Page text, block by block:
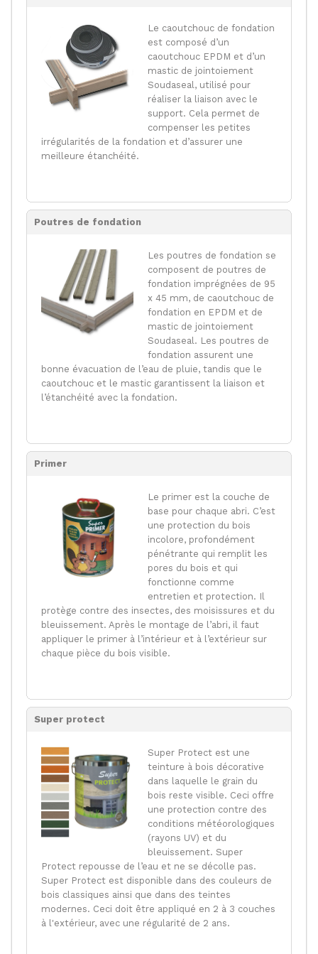
Le caoutchouc de fondation
est composé d’un
caoutchouc EPDM et d’un
mastic de jointoiement
Soudaseal, utilisé pour
réaliser la liaison avec le
support. Cela permet de
compenser les petites
irrégularités de la fondation et d’assurer une
meilleure étanchéité.
Poutres de fondation
Les poutres de fondation se
composent de poutres de
fondation imprégnées de 95
x 45 mm, de caoutchouc de
fondation en EPDM et de
mastic de jointoiement
Soudaseal. Les poutres de
fondation assurent une
bonne évacuation de l’eau de pluie, tandis que le
caoutchouc et le mastic garantissent la liaison et
l’étanchéité avec la fondation.
Primer
Le primer est la couche de
base pour chaque abri. C’est
une protection du bois
incolore, profondément
pénétrante qui remplit les
pores du bois et qui
fonctionne comme
entretien et protection. Il
protège contre des insectes, des moisissures et du
bleuissement. Après le montage de l’abri, il faut
appliquer le primer à l’intérieur et à l’extérieur sur
chaque pièce du bois visible.
Super protect
Super Protect est une
teinture à bois décorative
dans laquelle le grain du
bois reste visible. Ceci offre
une protection contre des
conditions météorologiques
(rayons UV) et du
bleuissement. Super
Protect repousse de l’eau et ne se décolle pas.
Super Protect est disponible dans des couleurs de
bois classiques ainsi que dans des teintes
modernes. Ceci doit être appliqué en 2 à 3 couches
à l'extérieur, avec une régularité de 2 ans.